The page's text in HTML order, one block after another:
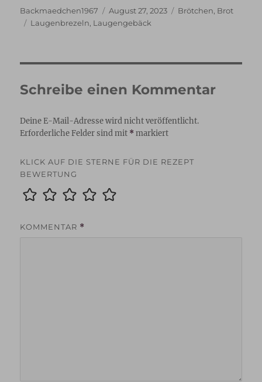
Autor
Backmaedchen1967
Veröffentlicht
am
August 27, 2023 Kategorien
Brötchen, Brot
Schlagwörter
Laugenbrezeln, Laugengebäck
Schreibe einen Kommentar
Deine E-Mail-Adresse wird nicht veröffentlicht.
Erforderliche Felder sind mit *markiert
KLICK AUF DIE STERNE FÜR DIE REZEPT
BEWERTUNG
KOMMENTAR *